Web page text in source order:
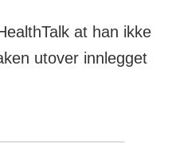
at han ikke
utover innlegget